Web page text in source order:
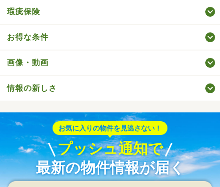
瑕疵保険
お得な条件
画像・動画
情報の新しさ
お気に入りの物件を見逃さない！
プッシュ通知で
最新の物件情報が届く